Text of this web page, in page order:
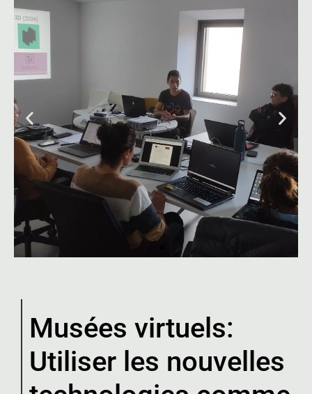
Cours d'introduction théorique et
pratique à la photogrammétrie au
Musées virtuels:
Utiliser les nouvelles